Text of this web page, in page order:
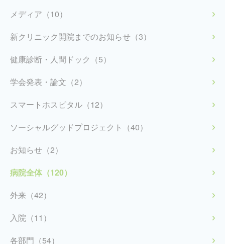
メディア（10）
新クリニック開院までのお知らせ（3）
健康診断・人間ドック（5）
学会発表・論文（2）
スマートホスピタル（12）
ソーシャルグッドプロジェクト（40）
お知らせ（2）
病院全体（120）
外来（42）
入院（11）
各部門（54）